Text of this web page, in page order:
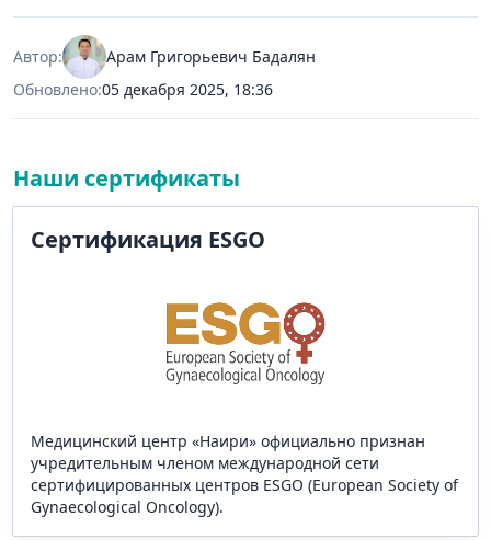
Автор:
Арам Григорьевич Бадалян
Обновлено:05 декабря 2025, 18:36
Наши сертификаты
Сертификация ESGO
Медицинский центр «Наири» официально признан
учредительным членом международной сети
сертифицированных центров ESGO (European Society of
Gynaecological Oncology).